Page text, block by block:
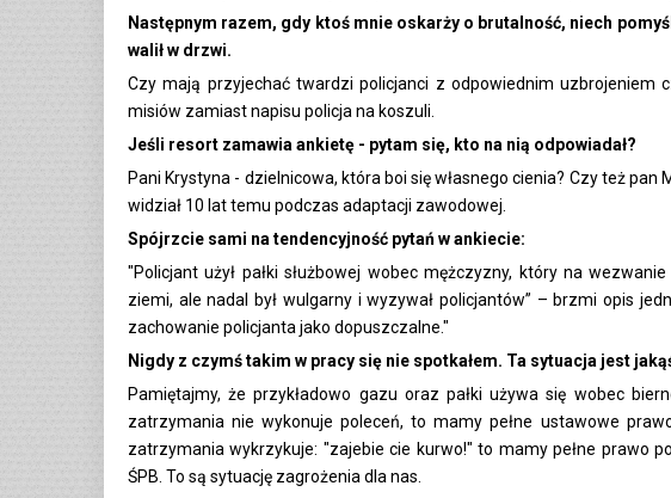
Następnym razem, gdy ktoś mnie oskarży o brutalność, niech
walił w drzwi.
Czy mają przyjechać twardzi policjanci z odpowiednim uzbrojeniem
misiów zamiast napisu policja na koszuli.
Jeśli resort zamawia ankietę - pytam się, kto na nią odpowiadał?
Pani Krystyna - dzielnicowa, która boi się własnego cienia? Czy też
widział 10 lat temu podczas adaptacji zawodowej.
Spójrzcie sami na tendencyjność pytań w ankiecie:
"Policjant użył pałki służbowej wobec mężczyzny, który na
ziemi, ale nadal był wulgarny i wyzywał policjantów” – brzmi opis
zachowanie policjanta jako dopuszczalne."
Nigdy z czymś takim w pracy się nie spotkałem. Ta sytuacja jest
Pamiętajmy, że przykładowo gazu oraz pałki używa się wobec
zatrzymania nie wykonuje poleceń, to mamy pełne ustawowe
zatrzymania wykrzykuje: "zajebie cie kurwo!" to mamy pełne prawo
ŚPB. To są sytuację zagrożenia dla nas.